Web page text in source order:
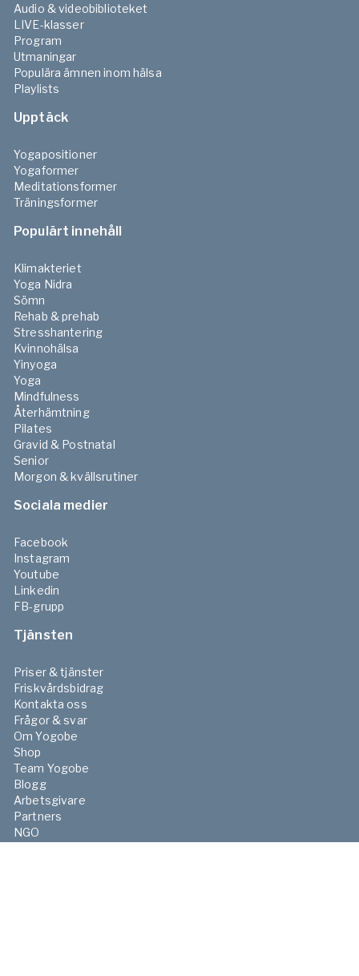
Audio & videobiblioteket
LIVE-klasser
Program
Utmaningar
Populära ämnen inom hälsa
Playlists
Upptäck
Yogapositioner
Yogaformer
Meditationsformer
Träningsformer
Populärt innehåll
Klimakteriet
Yoga Nidra
Sömn
Rehab & prehab
Stresshantering
Kvinnohälsa
Yinyoga
Yoga
Mindfulness
Återhämtning
Pilates
Gravid & Postnatal
Senior
Morgon & kvällsrutiner
Sociala medier
Facebook
Instagram
Youtube
Linkedin
FB-grupp
Tjänsten
Priser & tjänster
Friskvårdsbidrag
Kontakta oss
Frågor & svar
Om Yogobe
Shop
Team Yogobe
Blogg
Arbetsgivare
Partners
NGO